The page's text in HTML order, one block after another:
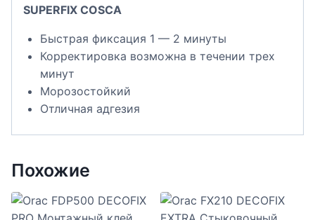
SUPERFIX COSCA
Быстрая фиксация 1 — 2 минуты
Корректировка возможна в течении трех
минут
Морозостойкий
Отличная адгезия
Похожие